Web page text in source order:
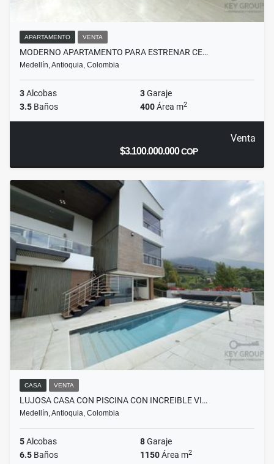
APARTAMENTO VENTA
MODERNO APARTAMENTO PARA ESTRENAR CE…
Medellín, Antioquia, Colombia
3Alcobas 3Garaje
3.5 Baños 400Área m2
Venta
$3.100.000.000COP
CASA VENTA
LUJOSA CASA CON PISCINA CON INCREIBLE VI…
Medellín, Antioquia, Colombia
5Alcobas 8Garaje
6.5 Baños 1150Área m2